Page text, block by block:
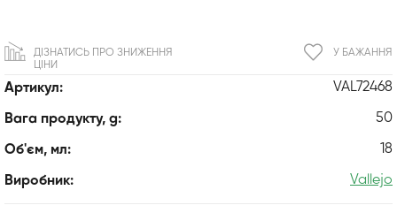
Артикул: VAL72468
Вага продукту, g: 50
Об'єм, мл: 18
Виробник: Vallejo
У БАЖАННЯ
ДІЗНАТИСЬ ПРО ЗНИЖЕННЯ
ЦІНИ